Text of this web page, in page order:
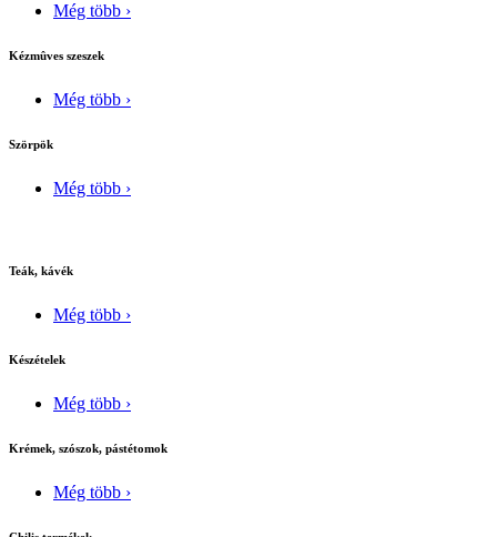
Még több ›
Kézmûves szeszek
Még több ›
Szörpök
Még több ›
Teák, kávék
Még több ›
Készételek
Még több ›
Krémek, szószok, pástétomok
Még több ›